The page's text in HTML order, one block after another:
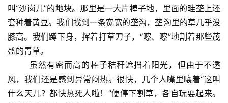
叫“沙岗儿”的地块。那里是一大片棒子地，里面的畦垄上还
套种着黄豆。我们找到一条宽宽的垄沟，垄沟里的草几乎没
膝高。我们蹲下身，挥着打草刀子，“嚓、嚓”地割着那些茂
盛的青草。
虽然有密而高的棒子秸秆遮挡着阳光，但由于不透
风，我们还是感到异常闷热。很快，几个人嘴里嚷着“这叫
什么天儿？都快热死人啦！”便停下割草，各自玩耍起来。